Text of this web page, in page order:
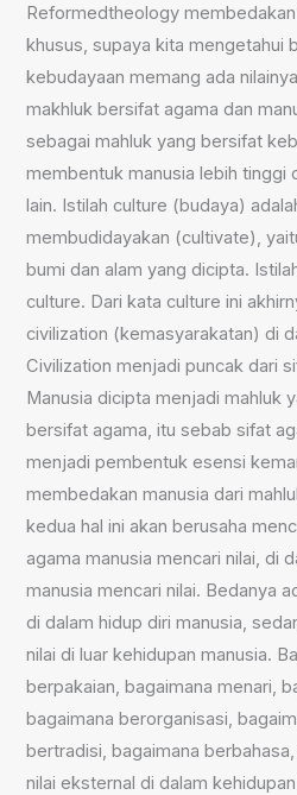
Reformedtheology
khusus, supaya kita mengetahui
kebudayaan memang ada
makhluk bersifat agama dan
sebagai mahluk yang bersifat
membentuk manusia lebih tinggi
lain. Istilah culture (budaya)
membudidayakan (cultivate),
bumi dan alam yang dicipta.
culture. Dari kata culture ini
civilization (kemasyarakatan) di
Civilization menjadi puncak dari
Manusia dicipta menjadi mahluk
bersifat agama, itu sebab sifat
menjadi pembentuk esensi
membedakan manusia dari
kedua hal ini akan berusaha
agama manusia mencari nilai, di
manusia mencari nilai. Bedanya
di dalam hidup diri manusia,
nilai di luar kehidupan manusia.
berpakaian, bagaimana menari,
bagaimana berorganisasi,
bertradisi, bagaimana
nilai eksternal di dalam